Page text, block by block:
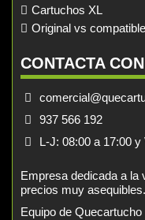
Cartuchos XL
Original vs compatible
CONTACTA
937 566 192
L-J: 08:00 a 17:00
Empresa dedicada a la
precios muy asequibles.
Equipo de Quecartucho